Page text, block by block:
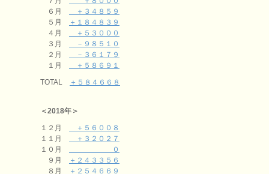
６月
＋３４８５９
５月
＋１８４８３９
４月
＋５３０００
３月
－９８５１０
２月
－３６１７９
１月
＋５８６９１
TOTAL
＋５８４６６８
＜2018年＞
１２月
＋５６００８
１１月
＋３２０２７
１０月
０
９月
＋２４３３５６
８月
＋２５４６６９